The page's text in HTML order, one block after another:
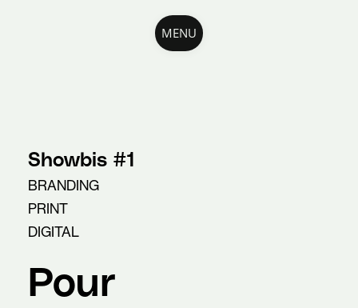
MENU
Showbis #1
BRANDING
PRINT
DIGITAL
Pour